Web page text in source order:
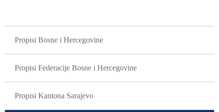
Propisi Bosne i Hercegovine
Propisi Federacije Bosne i Hercegovine
Propisi Kantona Sarajevo